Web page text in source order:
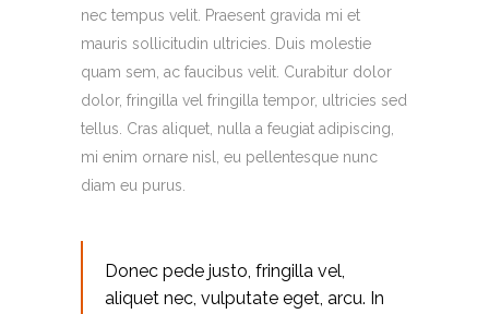
nec tempus velit. Praesent gravida mi et
mauris sollicitudin ultricies. Duis molestie
quam sem, ac faucibus velit. Curabitur dolor
dolor, fringilla vel fringilla tempor, ultricies sed
tellus. Cras aliquet, nulla a feugiat adipiscing,
mi enim ornare nisl, eu pellentesque nunc
diam eu purus.
Donec pede justo, fringilla vel,
aliquet nec, vulputate eget, arcu. In